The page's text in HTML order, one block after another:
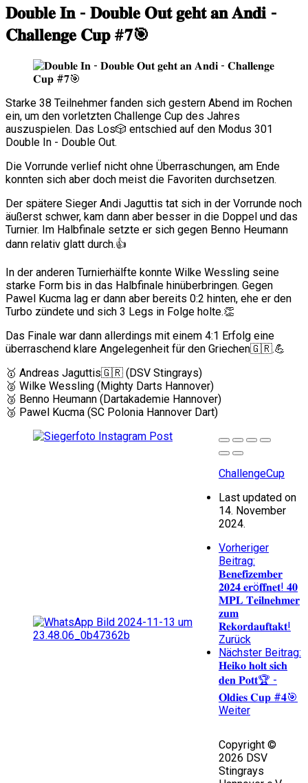
𝐃𝐨𝐮𝐛𝐥𝐞 𝐈𝐧 - 𝐃𝐨𝐮𝐛𝐥𝐞 𝐎𝐮𝐭 𝐠𝐞𝐡𝐭 𝐚𝐧 𝐀𝐧𝐝𝐢 -
𝐂𝐡𝐚𝐥𝐥𝐞𝐧𝐠𝐞 𝐂𝐮𝐩 #𝟕🎯
Starke 38 Teilnehmer fanden sich gestern Abend im Rochen
ein, um den vorletzten Challenge Cup des Jahres
auszuspielen. Das Los🎲 entschied auf den Modus 301
Double In - Double Out.
Die Vorrunde verlief nicht ohne Überraschungen, am Ende
konnten sich aber doch meist die Favoriten durchsetzen.
Der spätere Sieger Andi Jaguttis tat sich in der Vorrunde noch
äußerst schwer, kam dann aber besser in die Doppel und das
Turnier. Im Halbfinale setzte er sich gegen Benno Heumann
dann relativ glatt durch.👍
In der anderen Turnierhälfte konnte Wilke Wessling seine
starke Form bis in das Halbfinale hinüberbringen. Gegen
Pawel Kucma lag er dann aber bereits 0:2 hinten, ehe er den
Turbo zündete und sich 3 Legs in Folge holte.👏
Das Finale war dann allerdings mit einem 4:1 Erfolg eine
überraschend klare Angelegenheit für den Griechen🇬🇷.💪
🥇 Andreas Jaguttis🇬🇷 (DSV Stingrays)
🥈 Wilke Wessling (Mighty Darts Hannover)
🥉 Benno Heumann (Dartakademie Hannover)
🥉 Pawel Kucma (SC Polonia Hannover Dart)
ChallengeCup
Last updated on
14. November
2024.
Vorheriger
Beitrag:
𝐁𝐞𝐧𝐞𝐟𝐢𝐳𝐞𝐦𝐛𝐞𝐫
𝟐𝟎𝟐𝟒 𝐞𝐫ö𝐟𝐟𝐧𝐞𝐭! 𝟒𝟎
𝐌𝐏𝐋 𝐓𝐞𝐢𝐥𝐧𝐞𝐡𝐦𝐞𝐫
𝐳𝐮𝐦
𝐑𝐞𝐤𝐨𝐫𝐝𝐚𝐮𝐟𝐭𝐚𝐤𝐭!
Zurück
Nächster Beitrag:
𝐇𝐞𝐢𝐤𝐨 𝐡𝐨𝐥𝐭 𝐬𝐢𝐜𝐡
𝐝𝐞𝐧 𝐏𝐨𝐭𝐭🏆 -
𝐎𝐥𝐝𝐢𝐞𝐬 𝐂𝐮𝐩 #𝟒🎯
Weiter
Copyright ©
2026 DSV
Stingrays